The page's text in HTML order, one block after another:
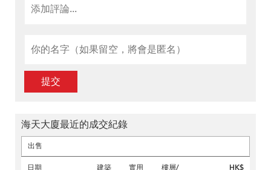
提交
海天大廈最近的成交紀錄
出售
日期
建築
實用
樓層/
HK$